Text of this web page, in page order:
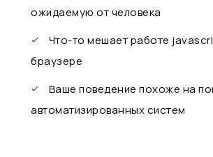
ожидаемую от человека
Что-то мешает работе
браузере
Ваше поведение похоже на
автоматизированных систем